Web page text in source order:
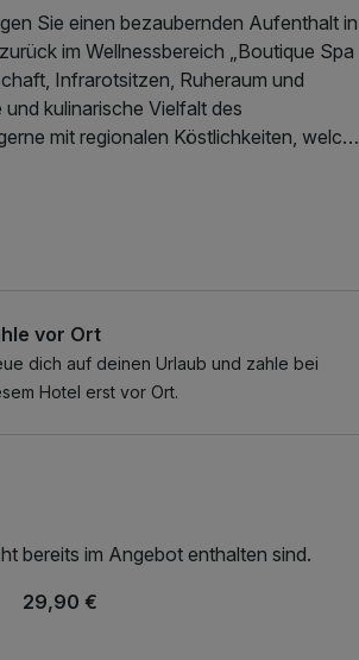
Sie einen bezaubernden Aufenthalt in
im Wellnessbereich „Boutique Spa
Infrarotsitzen, Ruheraum und
kulinarische Vielfalt des
mit regionalen Köstlichkeiten, welche
kostenfreie Nutzung öffentl. Nahverkehr
vor Ort
dich auf deinen Urlaub und zahle bei
Hotel erst vor Ort.
bereits im Angebot enthalten sind.
29,90 €